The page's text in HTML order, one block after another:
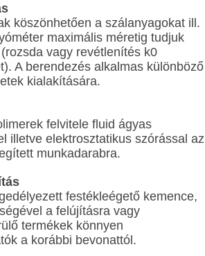
köszönhetően a szálanyagokat ill.
maximális méretig tudjuk
vagy revétlenítés k0
A berendezés alkalmas különböző
kialakítására.
felvitele fluid ágyas
illetve elektrosztatikus szórással az
munkadarabra.
festékleégető kemence,
a felújításra vagy
termékek könnyen
a korábbi bevonattól.